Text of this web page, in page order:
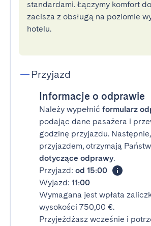
standardami. Łączymy komfort
zacisza z obsługą na poziomie
hotelu.
Przyjazd
Informacje o odprawie
Należy wypełnić formularz
podając dane pasażera i
godzinę przyjazdu.
przyjazdem, otrzymają
dotyczące odprawy.
Przyjazd: od 15:00
Wyjazd: 11:00
Wymagana jest wpłata
wysokości 750,00 €.
Przyjeżdżasz wcześnie i